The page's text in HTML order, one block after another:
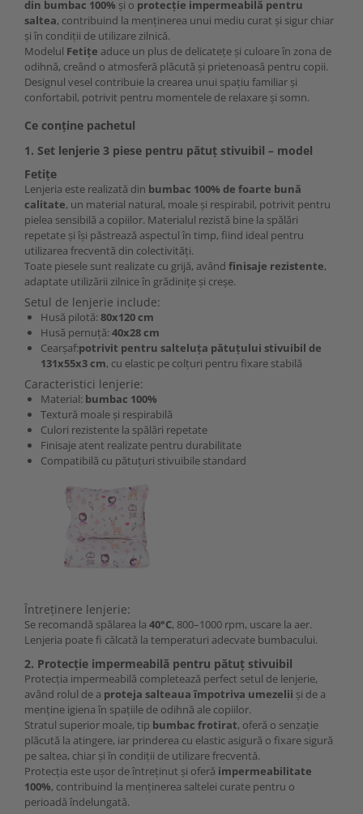
din bumbac 100% și o protecție impermeabilă pentru
saltea, contribuind la menținerea unui mediu curat și sigur chiar
și în condiții de utilizare zilnică.
Modelul Fetițe aduce un plus de delicatețe și culoare în zona de
odihnă, creând o atmosferă plăcută și prietenoasă pentru copii.
Designul vesel contribuie la crearea unui spațiu familiar și
confortabil, potrivit pentru momentele de relaxare și somn.
Ce conține pachetul
1. Set lenjerie 3 piese pentru pătuț stivuibil – model
Fetițe
Lenjeria este realizată din bumbac 100% de foarte bună
calitate, un material natural, moale și respirabil, potrivit pentru
pielea sensibilă a copiilor. Materialul rezistă bine la spălări
repetate și își păstrează aspectul în timp, fiind ideal pentru
utilizarea frecventă din colectivități.
Toate piesele sunt realizate cu grijă, având finisaje rezistente,
adaptate utilizării zilnice în grădinițe și creșe.
Setul de lenjerie include:
Husă pilotă: 80x120 cm
Husă pernuță: 40x28 cm
Cearșaf:potrivit pentru salteluța pătuțului stivuibil de
131x55x3 cm, cu elastic pe colțuri pentru fixare stabilă
Caracteristici lenjerie:
Material: bumbac 100%
Textură moale și respirabilă
Culori rezistente la spălări repetate
Finisaje atent realizate pentru durabilitate
Compatibilă cu pătuțuri stivuibile standard
Întreținere lenjerie:
Se recomandă spălarea la 40°C, 800–1000 rpm, uscare la aer.
Lenjeria poate fi călcată la temperaturi adecvate bumbacului.
2. Protecție impermeabilă pentru pătuț stivuibil
Protecția impermeabilă completează perfect setul de lenjerie,
având rolul de a proteja salteaua împotriva umezelii și de a
menține igiena în spațiile de odihnă ale copiilor.
Stratul superior moale, tip bumbac frotirat, oferă o senzație
plăcută la atingere, iar prinderea cu elastic asigură o fixare sigură
pe saltea, chiar și în condiții de utilizare frecventă.
Protecția este ușor de întreținut și oferă impermeabilitate
100%, contribuind la menținerea saltelei curate pentru o
perioadă îndelungată.